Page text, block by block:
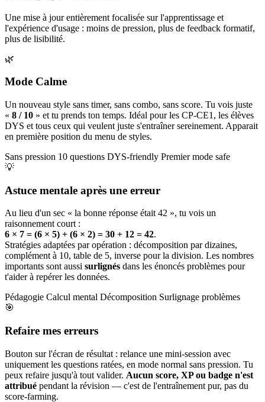
Une mise à jour entièrement focalisée sur l'apprentissage et
l'expérience d'usage : moins de pression, plus de feedback formatif,
plus de lisibilité.
🌿
Mode Calme
Un nouveau style sans timer, sans combo, sans score. Tu vois juste
« 8 / 10 » et tu prends ton temps. Idéal pour les CP-CE1, les élèves
DYS et tous ceux qui veulent juste s'entraîner sereinement. Apparait
en première position du menu de styles.
Sans pression 10 questions DYS-friendly Premier mode safe
💡
Astuce mentale après une erreur
Au lieu d'un sec « la bonne réponse était 42 », tu vois un
raisonnement court :
6 × 7 = (6 × 5) + (6 × 2) = 30 + 12 = 42.
Stratégies adaptées par opération : décomposition par dizaines,
complément à 10, table de 5, inverse pour la division. Les nombres
importants sont aussi surlignés dans les énoncés problèmes pour
t'aider à repérer les données.
Pédagogie Calcul mental Décomposition Surlignage problèmes
🎯
Refaire mes erreurs
Bouton sur l'écran de résultat : relance une mini-session avec
uniquement les questions ratées, en mode normal sans pression. Tu
peux refaire jusqu'à tout valider. Aucun score, XP ou badge n'est
attribué pendant la révision — c'est de l'entraînement pur, pas du
score-farming.